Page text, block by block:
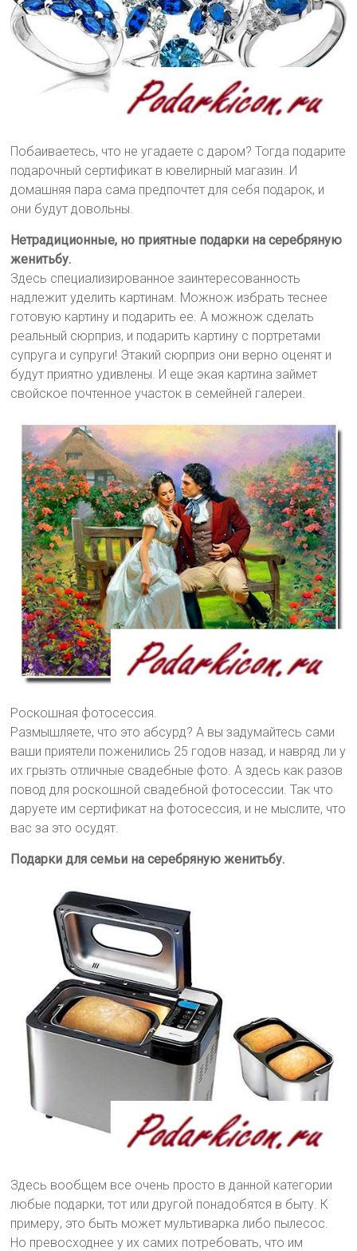
Побаиваетесь, что не угадаете с даром? Тогда подарите
подарочный сертификат в ювелирный магазин. И
домашняя пара сама предпочтет для себя подарок, и
они будут довольны.
Нетрадиционные, но приятные подарки на серебряную
женитьбу.
Здесь специализированное заинтересованность
надлежит уделить картинам. Можнож избрать теснее
готовую картину и подарить ее. А можнож сделать
реальный сюрприз, и подарить картину с портретами
супруга и супруги! Этакий сюрприз они верно оценят и
будут приятно удивлены. И еще экая картина займет
свойское почтенное участок в семейней галереи.
Роскошная фотосессия.
Размышляете, что это абсурд? А вы задумайтесь сами
ваши приятели поженились 25 годов назад, и навряд ли у
их грызть отличные свадебные фото. А здесь как разов
повод для роскошной свадебной фотосессии. Так что
даруете им сертификат на фотосессия, и не мыслите, что
вас за это осудят.
Подарки для семьи на серебряную женитьбу.
Здесь вообщем все очень просто в данной категории
любые подарки, тот или другой понадобятся в быту. К
примеру, это быть может мультиварка либо пылесос.
Но превосходнее у их самих потребовать, что им